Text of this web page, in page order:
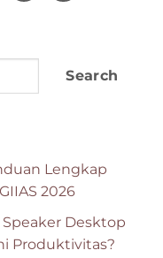
Search
Lengkap
2026
Desktop
Produktivitas?